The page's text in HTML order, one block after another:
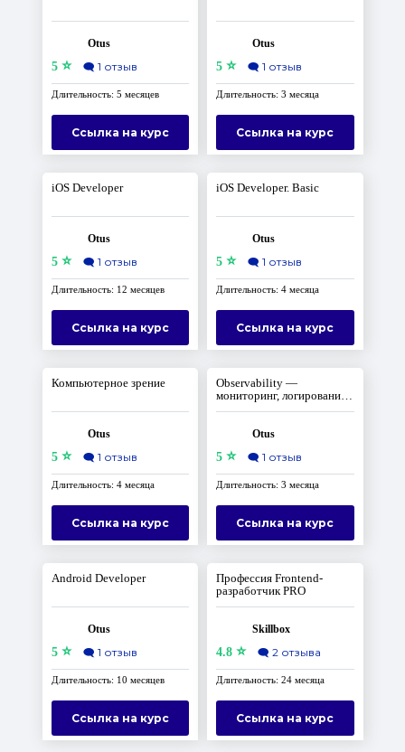
Otus
5⭐ 🗨️ 1 отзыв
Длительность: 5 месяцев
Ссылка на курс
Otus
5 ⭐ 🗨️ 1 отзыв
Длительность: 3 месяца
Ссылка на курс
iOS Developer
Otus
5⭐ 🗨️ 1 отзыв
Длительность: 12 месяцев
Ссылка на курс
iOS Developer. Basic
Otus
5 ⭐ 🗨️ 1 отзыв
Длительность: 4 месяца
Ссылка на курс
Компьютерное зрение
Otus
5⭐ 🗨️ 1 отзыв
Длительность: 4 месяца
Ссылка на курс
Observability —
мониторинг, логирование,
трейсинг
Otus
5 ⭐ 🗨️ 1 отзыв
Длительность: 3 месяца
Ссылка на курс
Android Developer
Otus
5⭐ 🗨️ 1 отзыв
Длительность: 10 месяцев
Ссылка на курс
Профессия Frontend-
разработчик PRO
Skillbox
4.8 ⭐ 🗨️ 2 отзыва
Длительность: 24 месяца
Ссылка на курс